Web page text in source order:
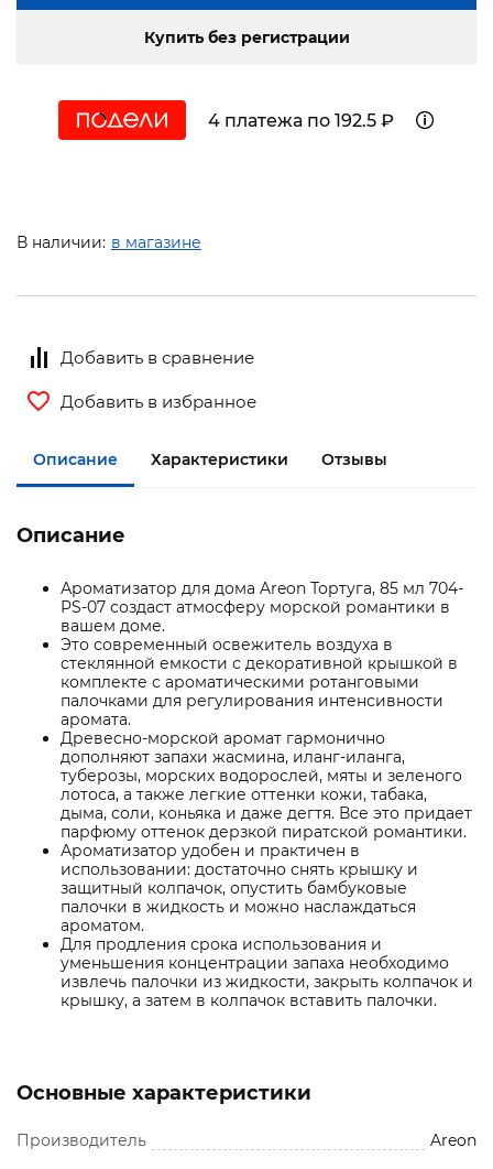
Купить без регистрации
4 платежа по 192.5 ₽
В наличии: в магазине
Добавить в сравнение
Добавить в избранное
Описание Характеристики Отзывы
Описание
Ароматизатор для дома Areon Тортуга, 85 мл 704-
PS-07 создаст атмосферу морской романтики в
вашем доме.
Это современный освежитель воздуха в
стеклянной емкости с декоративной крышкой в
комплекте с ароматическими ротанговыми
палочками для регулирования интенсивности
аромата.
Древесно-морской аромат гармонично
дополняют запахи жасмина, иланг-иланга,
туберозы, морских водорослей, мяты и зеленого
лотоса, а также легкие оттенки кожи, табака,
дыма, соли, коньяка и даже дегтя. Все это придает
парфюму оттенок дерзкой пиратской романтики.
Ароматизатор удобен и практичен в
использовании: достаточно снять крышку и
защитный колпачок, опустить бамбуковые
палочки в жидкость и можно наслаждаться
ароматом.
Для продления срока использования и
уменьшения концентрации запаха необходимо
извлечь палочки из жидкости, закрыть колпачок и
крышку, а затем в колпачок вставить палочки.
Основные характеристики
Производитель Areon